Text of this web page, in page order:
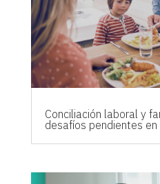
Conciliación laboral y
desafíos pendientes en